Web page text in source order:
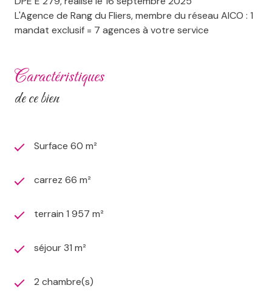
L'Agence de Rang du Fliers, membre du réseau AICO : 1
mandat exclusif = 7 agences à votre service
caractéristiques
de ce bien
Surface 60 m²
carrez 66 m²
terrain 1 957 m²
séjour 31 m²
2 chambre(s)